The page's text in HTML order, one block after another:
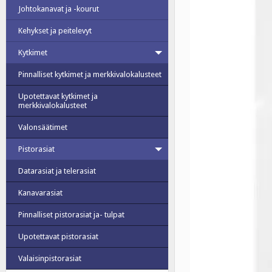
Johtokanavat ja -kourut
Kehykset ja peitelevyt
Kytkimet
Pinnalliset kytkimet ja merkkivalokalusteet
Upotettavat kytkimet ja
merkkivalokalusteet
Valonsäätimet
Pistorasiat
Datarasiat ja telerasiat
Kanavarasiat
Pinnalliset pistorasiat ja- tulpat
Upotettavat pistorasiat
Valaisinpistorasiat